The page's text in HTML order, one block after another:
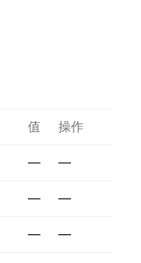
值 操作
— —
— —
— —